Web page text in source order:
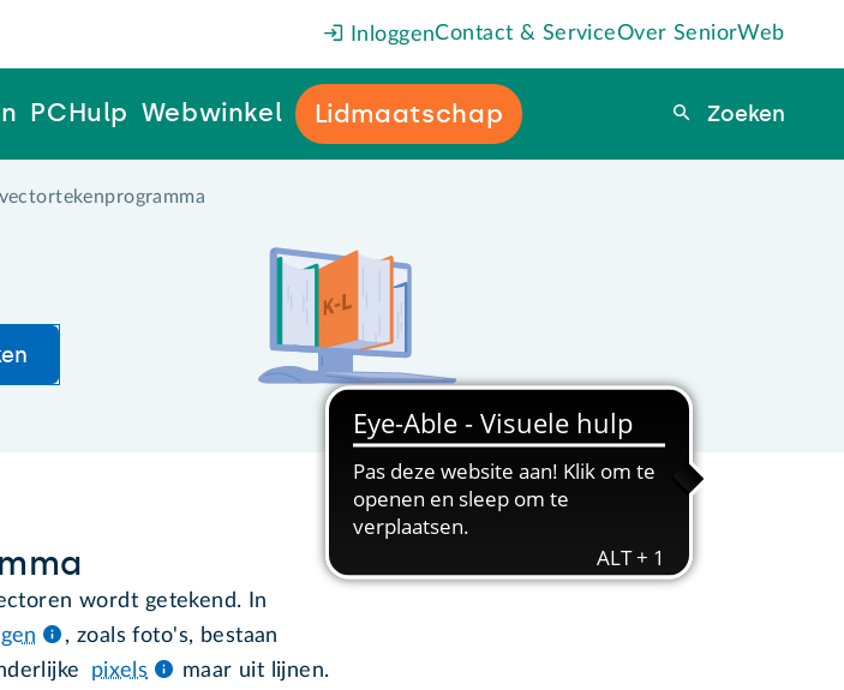
InloggenContact & ServiceOver SeniorWeb
PCHulp Webwinkel Lidmaatschap Zoeken
Zoeken
vectortekenprogramma
wordt getekend. In
, zoals foto's, bestaan
pixels
maar uit lijnen.